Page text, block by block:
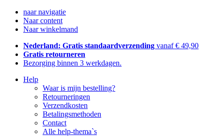
naar navigatie
Naar content
Naar winkelmand
Nederland: Gratis standaardverzending vanaf € 49,90
Gratis retourneren
Bezorging binnen 3 werkdagen.
Help
Waar is mijn bestelling?
Retourneringen
Verzendkosten
Betalingsmethoden
Contact
Alle help-thema`s